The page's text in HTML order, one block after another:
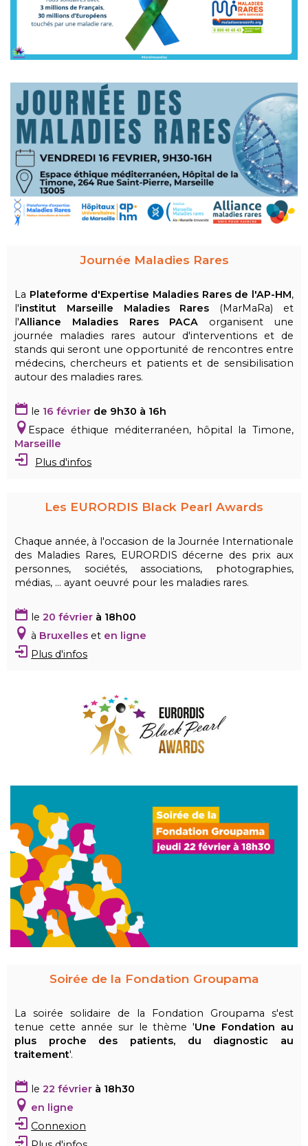
Journée Maladies Rares
La Plateforme d'Expertise Maladies Raresde l'AP-HM,
l'institut Marseille Maladies Rares (MarMaRa) et
l'Alliance Maladies Rares PACA organisent une
journée maladies rares autour d'interventions et de
stands qui seront une opportunité de rencontres entre
médecins, chercheurs et patients et de sensibilisation
autour des maladies rares.
le 16 février de 9h30 à 16h
Espace éthique méditerranéen, hôpital la Timone,
Marseille
Plus d'infos
Les EURORDIS Black Pearl Awards
Chaque année, à l'occasion de la Journée Internationale
des Maladies Rares, EURORDIS décerne des prix aux
personnes, sociétés, associations, photographies,
médias, ... ayant oeuvré pour les maladies rares.
le 20 février à 18h00
à Bruxelles et en ligne
Plus d'infos
Soirée de la Fondation Groupama
La soirée solidaire de la Fondation Groupama s'est
tenue cette année sur le thème 'Une Fondation au
plus proche des patients, du diagnostic au
traitement'.
le 22 février à 18h30
en ligne
Connexion